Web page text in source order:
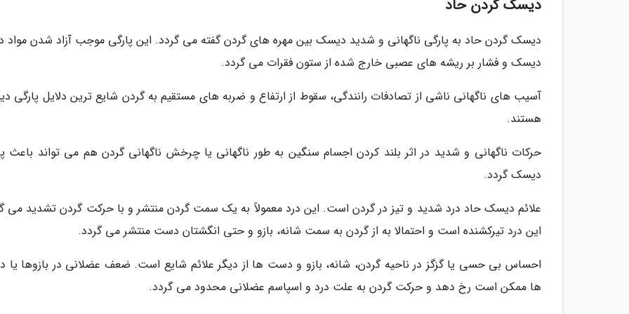
دیسک گردن حاد
دیسک گردن حاد به پارگی ناگهانی و شدید دیسک بین مهره های گردن گفته می گردد. این پارگی موجب آزاد شدن مواد
دیسک و فشار بر ریشه های عصبی خارج شده از ستون فقرات می گردد.
آسیب های ناگهانی ناشی از تصادفات رانندگی، سقوط از ارتفاع و ضربه های مستقیم به گردن شایع ترین دلایل پارگی
هستند.
حرکات ناگهانی و شدید در اثر بلند کردن اجسام سنگین به طور ناگهانی یا چرخش ناگهانی گردن هم می تواند باعث
دیسک گردد.
علائم دیسک حاد درد شدید و تیز در گردن است. این درد معمولاً به یک سمت گردن منتشر و با حرکت گردن تشدید می
این درد تیرکشنده است و احتمالا به از گردن به سمت شانه، بازو و حتی انگشتان دست منتشر می گردد.
احساس بی حسی یا گزگز در ناحیه گردن، شانه، بازو و دست ها از دیگر علائم شایع است. ضعف عضلانی در بازوها
ها ممکن است رخ دهد و حرکت گردن به علت درد و اسپاسم عضلانی محدود می گردد.